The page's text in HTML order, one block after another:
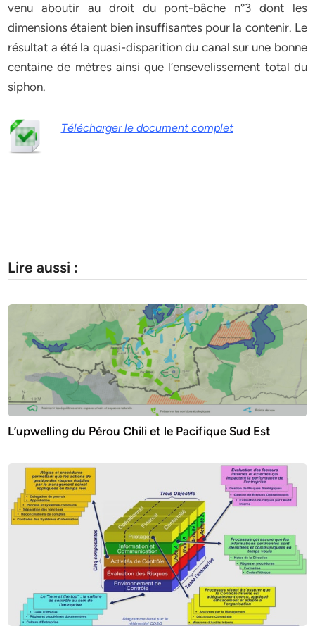
venu aboutir au droit du pont-bâche n°3 dont les
dimensions étaient bien insuffisantes pour la contenir. Le
résultat a été la quasi-disparition du canal sur une bonne
centaine de mètres ainsi que l’ensevelissement total du
siphon.
Télécharger le document complet
Lire aussi :
L’upwelling du Pérou Chili et le Pacifique Sud Est